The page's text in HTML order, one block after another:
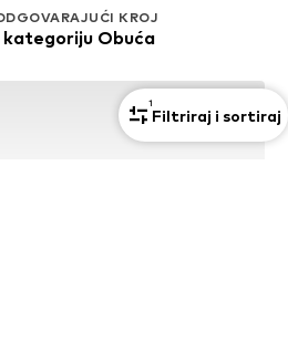
KROJ
kategoriju Obuća
1
Filtriraj i sortiraj